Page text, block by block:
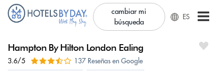
cambiar mi
búsqueda
ES
Hampton By Hilton London Ealing
3.6/5 137 Reseñas en Google